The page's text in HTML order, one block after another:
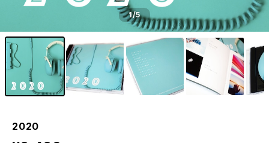
1/5
2020